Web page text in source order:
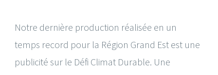
Notre dernière production réalisée en un
temps record pour la Région Grand Est est une
publicité sur le Défi Climat Durable. Une